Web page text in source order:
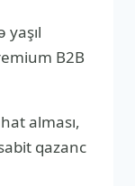
yaşıl
B2B
alması,
qazanc